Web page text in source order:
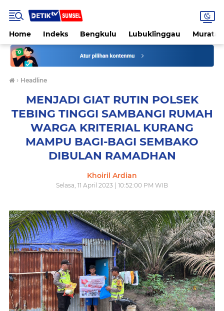
Home Indeks Bengkulu Lubuklinggau
› Headline
MENJADI GIAT RUTIN POLSEK
TEBING TINGGI SAMBANGI RUMAH
WARGA KRITERIAL KURANG
MAMPU BAGI-BAGI SEMBAKO
DIBULAN RAMADHAN
Khoiril Ardian
Selasa, 11 April 2023 | 10:52:00 PM WIB